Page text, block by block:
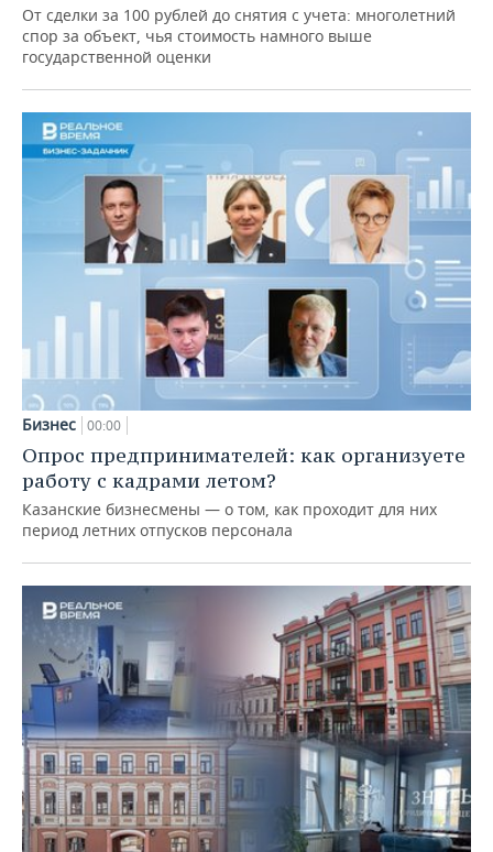
От сделки за 100 рублей до снятия с учета: многолетний
спор за объект, чья стоимость намного выше
государственной оценки
Бизнес 00:00
Опрос предпринимателей: как организуете
работу с кадрами летом?
Казанские бизнесмены — о том, как проходит для них
период летних отпусков персонала